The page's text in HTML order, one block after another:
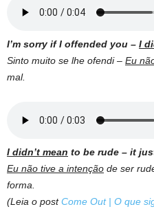
I’m sorry if I offended you – I
Sinto muito se lhe ofendi – Eu
mal.
I didn’t mean to be rude – it
Eu não tive a intenção de ser
forma.
(Leia o postCome Out | O que